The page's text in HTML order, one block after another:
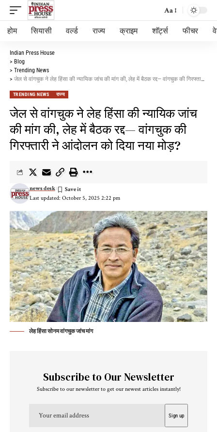
Aa
होम सियासी वर्ल्ड राज्य क्राइम शॉर्ट्स फीचर
Indian Press House
> Blog
> Trending News
> जेल से वांगचुक ने लेह हिंसा की न्यायिक जांच की मांग की, लेह में बैठक रद्द— वांगचुक की गिरफ्तारी ने आंदोलन को दिया नया मोड़?
TRENDING NEWS राज्य
जेल से वांगचुक ने लेह हिंसा की न्यायिक जांच
की मांग की, लेह में बैठक रद्द— वांगचुक की
गिरफ्तारी ने आंदोलन को दिया नया मोड़?
Last updated: October 5, 2025 2:22 pm
news desk
लेह हिंसा सोनम वांगचुक जांच मांग
Subscribe to Our Newsletter
Subscribe to our newsletter to get our newest articles instantly!